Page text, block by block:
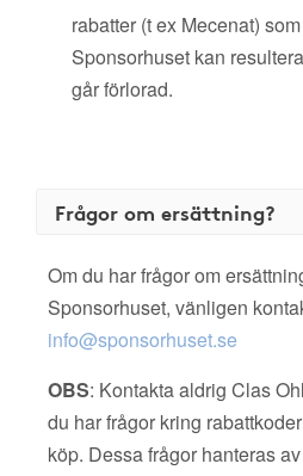
rabatter (t ex Mecenat)
Sponsorhuset kan
går förlorad.
Frågor om ersättning?
Om du har frågor om
Sponsorhuset, vänligen
info@sponsorhuset.se
OBS: Kontakta aldrig Clas
du har frågor kring
köp. Dessa frågor hanteras